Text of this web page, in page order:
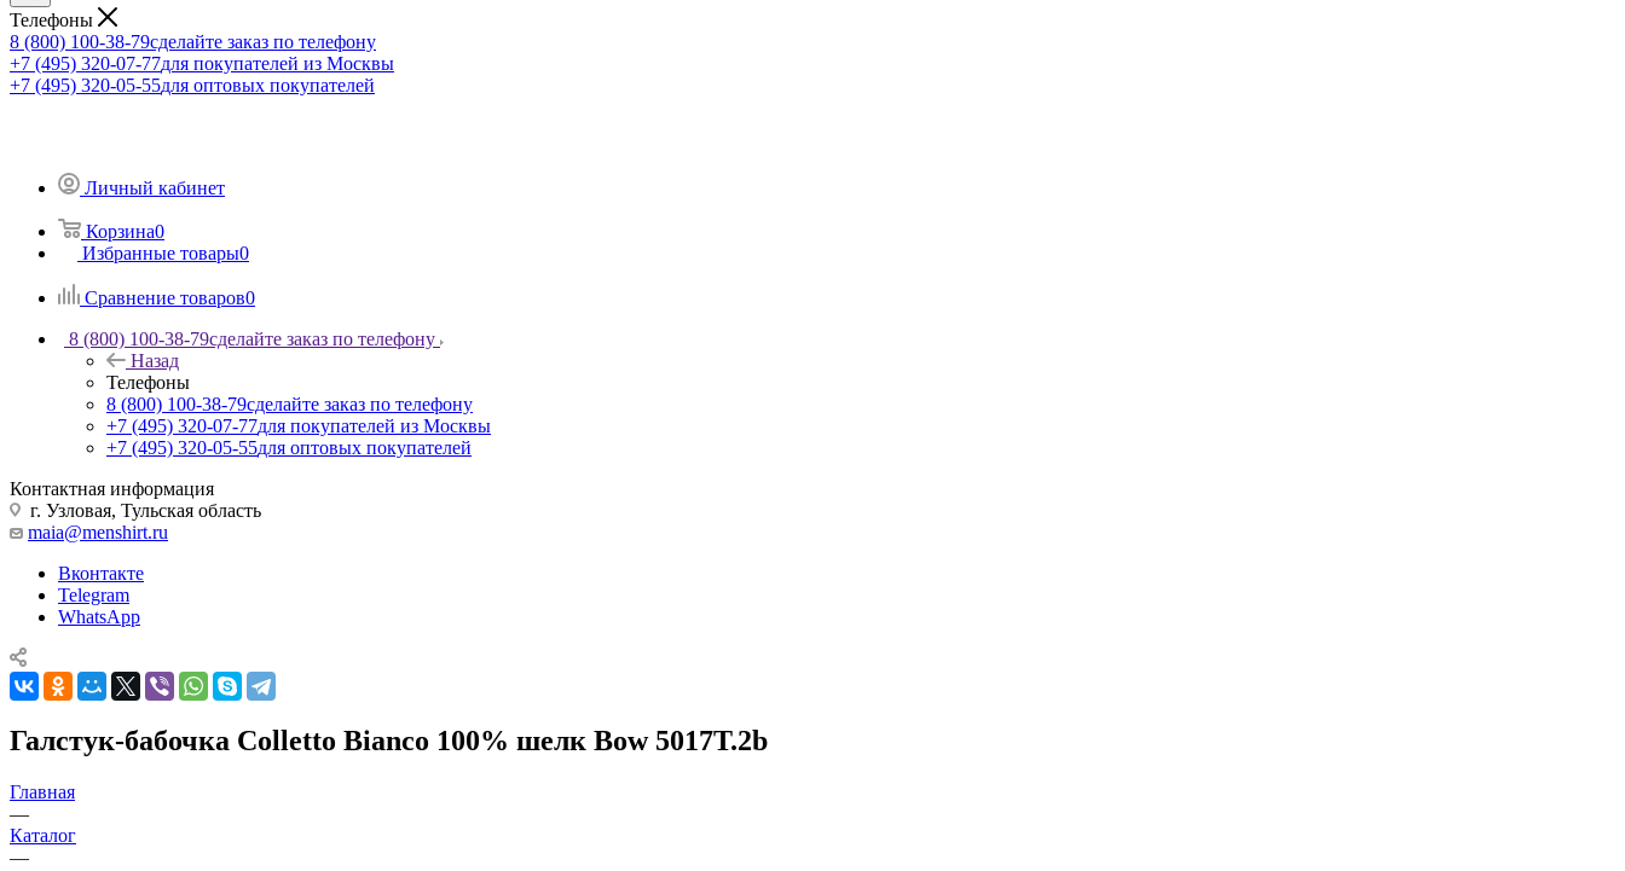
Телефоны
8 (800) 100-38-79сделайте заказ по телефону
+7 (495) 320-07-77для покупателей из Москвы
+7 (495) 320-05-55для оптовых покупателей
Личный кабинет
Корзина0
Избранные товары0
Сравнение товаров0
8 (800) 100-38-79сделайте заказ по телефону
Назад
Телефоны
8 (800) 100-38-79сделайте заказ по телефону
+7 (495) 320-07-77для покупателей из Москвы
+7 (495) 320-05-55для оптовых покупателей
Контактная информация
г. Узловая, Тульская область
maia@menshirt.ru
Вконтакте
Telegram
WhatsApp
Галстук-бабочка Colletto Bianсo 100% шелк Bow 5017T.2b
Главная
—
Каталог
—